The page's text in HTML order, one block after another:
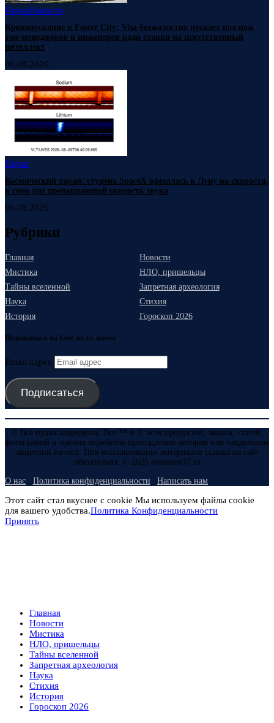
НаукаНовости
Кровопускание в Foster City: Visa безжалостно пускает под нож
топ-менеджеров и инженеров ради ставки на искусственный
интеллект
06.08.2026
Наука
Космический таран: ступень SpaceX врезалась в Луну на скорости,
в семь раз превышающей скорость звука
06.08.2026
Рубрики
Главная
Новости
Мистика
НЛО, пришельцы
Тайны вселенной
Запретная археология
Наука
Стихия
История
Гороскоп 2026
Подписаться на блог по эл. почте
Email адрес
Подписаться
© Все права защищены. Все ™ и © всех продуктов, знаков, статей,
фотографий и прочих атрибутов принадлежат авторам или владельцам
лицензий на них. При использовании материалов ссылка на сайт
обязательна. © 2025 evmenov37.ru
О нас Политика конфиденциальности Написать нам
Этот сайт стал вкуснее с cookie Мы используем файлы cookie
для вашего удобства.Политика Конфиденциальности
Принять
Главная
Новости
Мистика
НЛО, пришельцы
Тайны вселенной
Запретная археология
Наука
Стихия
История
Гороскоп 2026